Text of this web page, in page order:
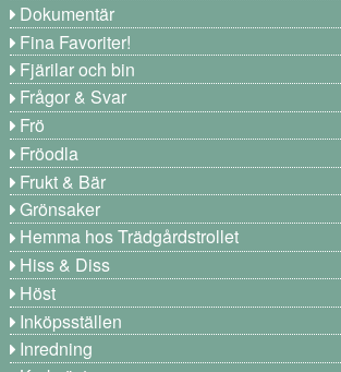
Dokumentär
Fina Favoriter!
Fjärilar och bin
Frågor & Svar
Frö
Fröodla
Frukt & Bär
Grönsaker
Hemma hos Trädgårdstrollet
Hiss & Diss
Höst
Inköpsställen
Inredning